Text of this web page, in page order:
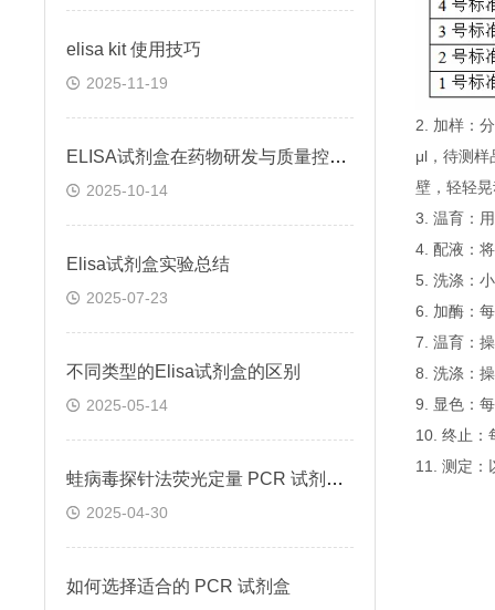
elisa kit 使用技巧
2025-11-19
ELISA试剂盒在药物研发与质量控制中的应用实践
2025-10-14
Elisa试剂盒实验总结
2025-07-23
不同类型的Elisa试剂盒的区别
2025-05-14
蛙病毒探针法荧光定量 PCR 试剂盒定量定性检测
2025-04-30
如何选择适合的 PCR 试剂盒
2. 加样：
μl，待测样
壁，轻轻
3. 温育：
4. 配液：
5. 洗涤：
6. 加酶：
7. 温育：
8. 洗涤：
9. 显色：
10. 终止：
11. 测定：